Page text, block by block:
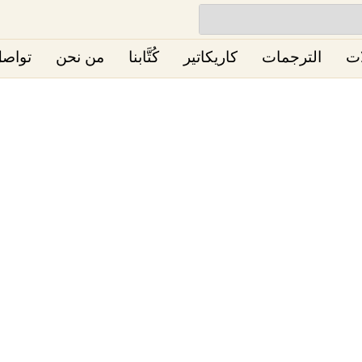
الترجمات كاريكاتير كُتَّابنا من نحن